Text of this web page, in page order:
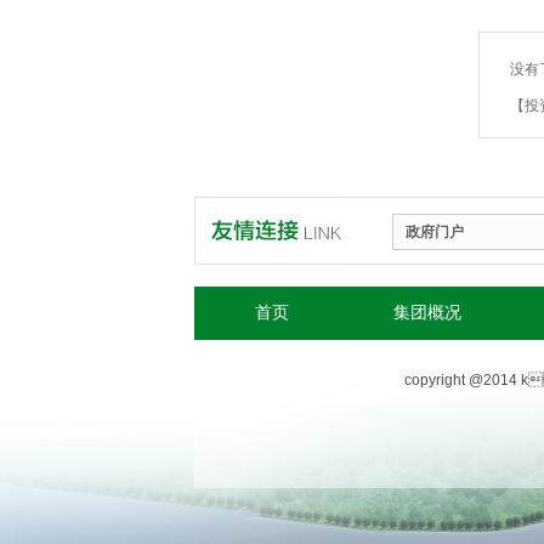
没有
政府门户
首页 集团概况
copyright @2014